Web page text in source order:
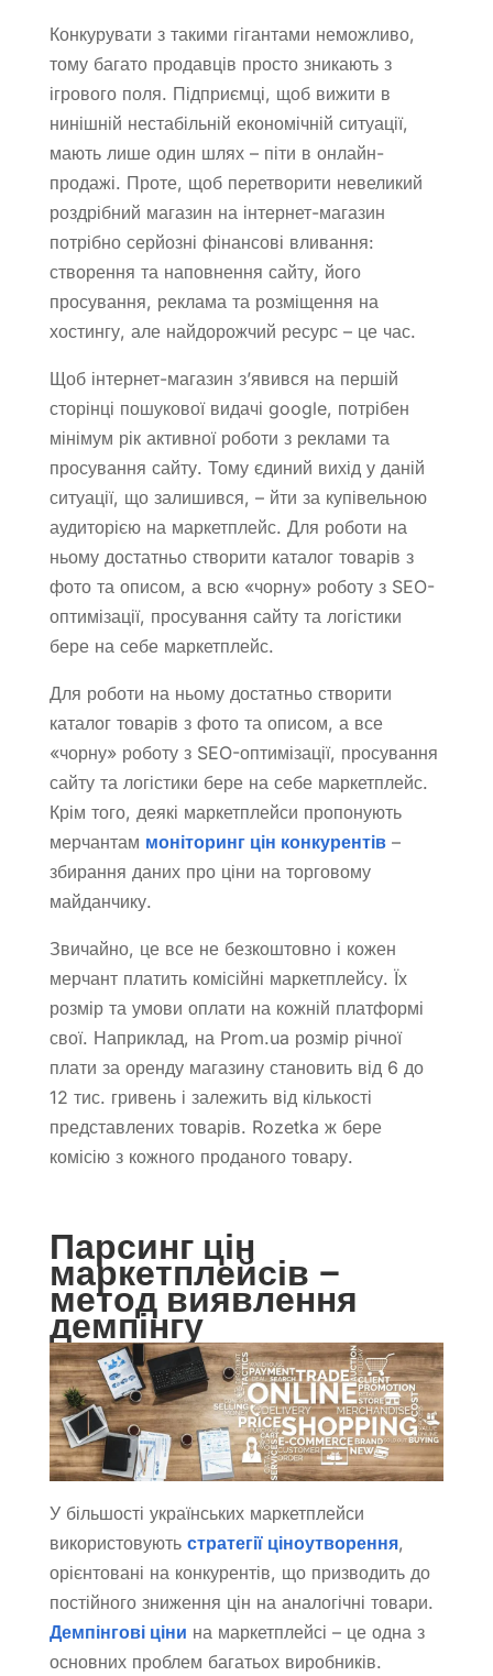
Конкурувати з такими гігантами неможливо,
тому багато продавців просто зникають з
ігрового поля. Підприємці, щоб вижити в
нинішній нестабільній економічній ситуації,
мають лише один шлях – піти в онлайн-
продажі. Проте, щоб перетворити невеликий
роздрібний магазин на інтернет-магазин
потрібно серйозні фінансові вливання:
створення та наповнення сайту, його
просування, реклама та розміщення на
хостингу, але найдорожчий ресурс – це час.
Щоб інтернет-магазин з’явився на першій
сторінці пошукової видачі google, потрібен
мінімум рік активної роботи з реклами та
просування сайту. Тому єдиний вихід у даній
ситуації, що залишився, – йти за купівельною
аудиторією на маркетплейс. Для роботи на
ньому достатньо створити каталог товарів з
фото та описом, а всю «чорну» роботу з SEO-
оптимізації, просування сайту та логістики
бере на себе маркетплейс.
Для роботи на ньому достатньо створити
каталог товарів з фото та описом, а все
«чорну» роботу з SEO-оптимізації, просування
сайту та логістики бере на себе маркетплейс.
Крім того, деякі маркетплейси пропонують
мерчантам моніторинг цін конкурентів–
збирання даних про ціни на торговому
майданчику.
Звичайно, це все не безкоштовно і кожен
мерчант платить комісійні маркетплейсу. Їх
розмір та умови оплати на кожній платформі
свої. Наприклад, на Prom.ua розмір річної
плати за оренду магазину становить від 6 до
12 тис. гривень і залежить від кількості
представлених товарів. Rozetka ж бере
комісію з кожного проданого товару.
Парсинг цін
маркетплейсів –
метод виявлення
демпінгу
У більшості українських маркетплейси
використовують стратегії ціноутворення,
орієнтовані на конкурентів, що призводить до
постійного зниження цін на аналогічні товари.
Демпінгові ціни на маркетплейсі – це одна з
основних проблем багатьох виробників.